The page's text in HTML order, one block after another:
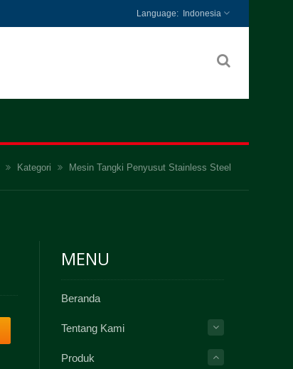
Indonesia
Kategori Mesin Tangki Penyusut Stainless Steel
MENU
Beranda
Tentang Kami
Produk